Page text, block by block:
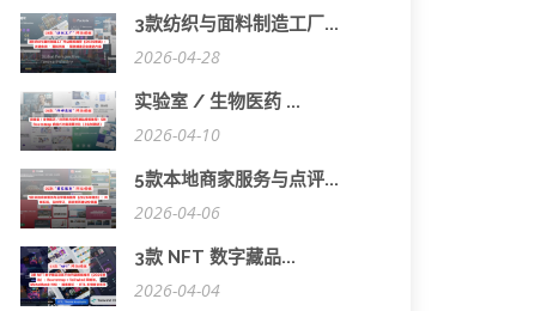
3款纺织与面料制造工厂...
2026-04-28
实验室 / 生物医药 ...
2026-04-10
5款本地商家服务与点评...
2026-04-06
3款 NFT 数字藏品...
2026-04-04